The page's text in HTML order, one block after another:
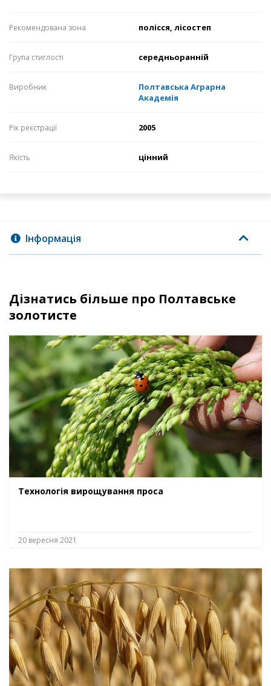
Рекомендована зона полісся, лісостеп
Група стиглості середньоранній
Виробник
Полтавська Аграрна
Академія
Рік реєстрації 2005
Якість цінний
Інформація
Дізнатись більше про Полтавське
золотисте
Технологія вирощування проса
20 вересня 2021